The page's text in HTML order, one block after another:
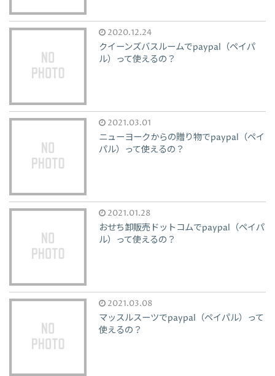
2020.12.24
クイーンズバスルームでpaypal（ペイパ
ル）って使えるの？
2021.03.01
ニューヨークからの贈り物でpaypal（ペイ
パル）って使えるの？
2021.01.28
おせち卸販売ドットコムでpaypal（ペイパ
ル）って使えるの？
2021.03.08
マッスルスーツでpaypal（ペイパル）って
使えるの？